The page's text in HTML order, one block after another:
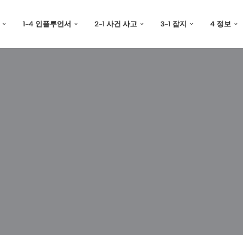
1-4 인플루언서 2-1 사건 사고 3-1 잡지 4 정보